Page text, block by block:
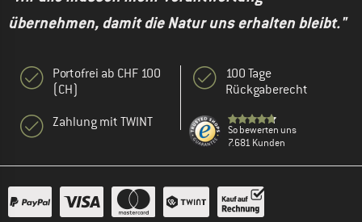
übernehmen, damit die Natur uns erhalten bleibt."
Portofrei ab CHF 100
(CH)
Zahlung mit TWINT
100 Tage
Rückgaberecht
So bewerten uns
7.681 Kunden